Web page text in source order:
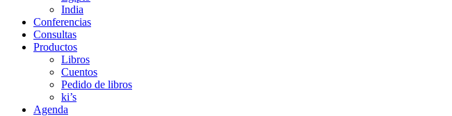
India
Conferencias
Consultas
Productos
Libros
Cuentos
Pedido de libros
ki’s
Agenda